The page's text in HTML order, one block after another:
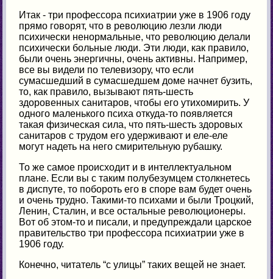
Итак - три профессора психиатрии уже в 1906 году
прямо говорят, что в революцию лезли люди
психически ненормальные, что революцию делали
психически больные люди. Эти люди, как правило,
были очень энергичны, очень активны. Например,
все вы видели по телевизору, что если
сумасшедший в сумасшедшем доме начнет бузить,
то, как правило, вызывают пять-шесть
здоровенных санитаров, чтобы его утихомирить. У
одного маленького психа откуда-то появляется
такая физическая сила, что пять-шесть здоровых
санитаров с трудом его удерживают и еле-еле
могут надеть на него смирительную рубашку.
То же самое происходит и в интеллектуальном
плане. Если вы с таким полубезумцем столкнетесь
в диспуте, то побороть его в споре вам будет очень
и очень трудно. Такими-то психами и были Троцкий,
Ленин, Сталин, и все остальные революционеры.
Вот об этом-то и писали, и предупреждали царское
правительство три профессора психиатрии уже в
1906 году.
Конечно, читатель “с улицы” таких вещей не знает.